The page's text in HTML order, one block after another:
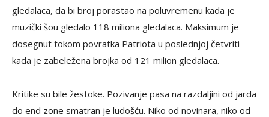
gledalaca, da bi broj porastao na poluvremenu kada je
muzički šou gledalo 118 miliona gledalaca. Maksimum je
dosegnut tokom povratka Patriota u poslednjoj četvriti
kada je zabeležena brojka od 121 milion gledalaca.
Kritike su bile žestoke. Pozivanje pasa na razdaljini od jarda
do end zone smatran je ludošću. Niko od novinara, niko od